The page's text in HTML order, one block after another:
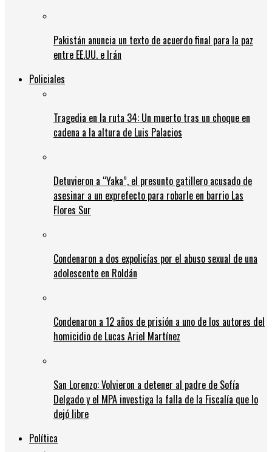
Pakistán anuncia un texto de acuerdo final para la paz
entre EE.UU. e Irán
Policiales
Tragedia en la ruta 34: Un muerto tras un choque en
cadena a la altura de Luis Palacios
Detuvieron a “Yaka”, el presunto gatillero acusado de
asesinar a un exprefecto para robarle en barrio Las
Flores Sur
Condenaron a dos expolicías por el abuso sexual de una
adolescente en Roldán
Condenaron a 12 años de prisión a uno de los autores del
homicidio de Lucas Ariel Martínez
San Lorenzo: Volvieron a detener al padre de Sofía
Delgado y el MPA investiga la falla de la Fiscalía que lo
dejó libre
Política